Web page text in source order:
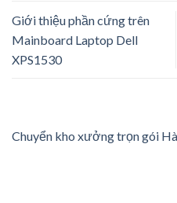
Giới thiệu phần cứng trên
Mainboard Laptop Dell
XPS1530
Chuyển kho xưởng trọn gói